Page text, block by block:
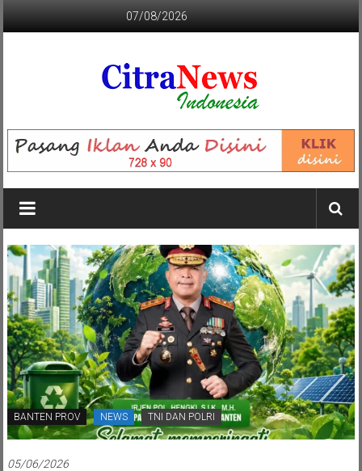
07/08/2026
CITRANEWS
INDONESIA
BERANI
DAN
KRISTIS
BANTEN PROV NEWS TNI DAN POLRI
05/06/2026